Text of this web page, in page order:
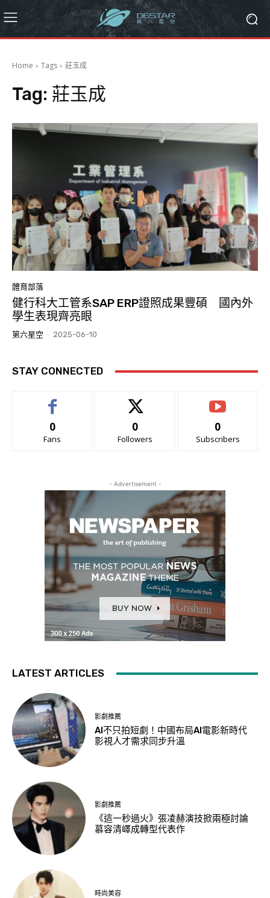
Home Tags 莊玉成
Tag: 莊玉成
體育部落
健行科大工管系SAP ERP證照成果豐碩 國內外
學生表現齊亮眼
第六星空 - 2025-06-10
STAY CONNECTED
0
Fans
0
Followers
0
Subscribers
- Advertisement -
LATEST ARTICLES
影劇推薦
AI不只拍短劇！中國布局AI電影新時代
影視人才需求同步升溫
影劇推薦
《這一秒過火》張凌赫演技掀兩極討論
慕容清嶧成轉型代表作
時尚美容